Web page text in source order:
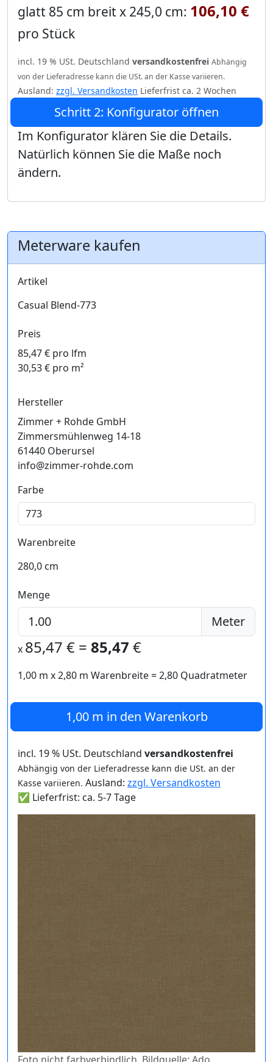
glatt 85 cm breit x 245,0 cm: 106,10 €
pro Stück
incl. 19 % USt. Deutschland versandkostenfrei Abhängig
von der Lieferadresse kann die USt. an der Kasse variieren.
Ausland: zzgl. Versandkosten Lieferfrist ca. 2 Wochen
Schritt 2: Konfigurator öffnen
Im Konfigurator klären Sie die Details.
Natürlich können Sie die Maße noch
ändern.
Meterware kaufen
Artikel
Casual Blend-773
Preis
85,47 € pro lfm
30,53 € pro m²
Hersteller
Zimmer + Rohde GmbH
Zimmersmühlenweg 14-18
61440 Oberursel
info@zimmer-rohde.com
Farbe
Warenbreite
280,0 cm
Menge
Meter
x 85,47 € = 85,47 €
1,00 m x2,80 m Warenbreite =2,80 Quadratmeter
1,00 m in den Warenkorb
incl. 19 % USt. Deutschland versandkostenfrei
Abhängig von der Lieferadresse kann die USt. an der
Kasse variieren. Ausland: zzgl. Versandkosten
✅ Lieferfrist: ca. 5-7 Tage